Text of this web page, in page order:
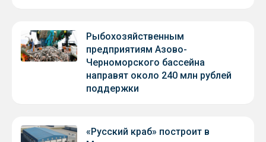
Рыбохозяйственным
предприятиям Азово-
Черноморского бассейна
направят около 240 млн рублей
поддержки
«Русский краб» построит в